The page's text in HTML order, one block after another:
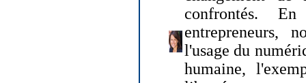
confrontés.
entrepreneurs,
l'usage du
humaine,